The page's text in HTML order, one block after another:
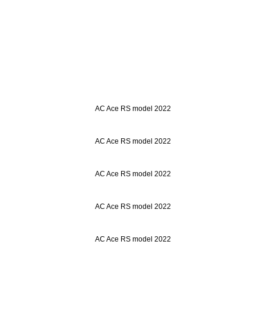
AC Ace RS model 2022
AC Ace RS model 2022
AC Ace RS model 2022
AC Ace RS model 2022
AC Ace RS model 2022